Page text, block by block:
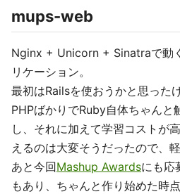
mups-web
Nginx + Unicorn + Sinatraで動
リケーション。
最初はRailsを使おうかと思った
PHPばかりでRuby自体ちゃんと
し、それに加えて学習コストが
えるのは大変そうだったので、
あと今回Mashup Awardsにも応
もあり、ちゃんと作り始めた時